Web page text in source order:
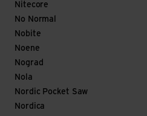
Nitecore
No Normal
Nobite
Noene
Nograd
Nola
Nordic Pocket Saw
Nordica